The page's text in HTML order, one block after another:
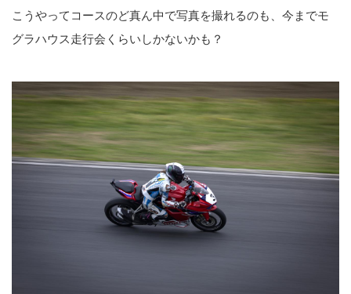
こうやってコースのど真ん中で写真を撮れるのも、今までモ
グラハウス走行会くらいしかないかも？